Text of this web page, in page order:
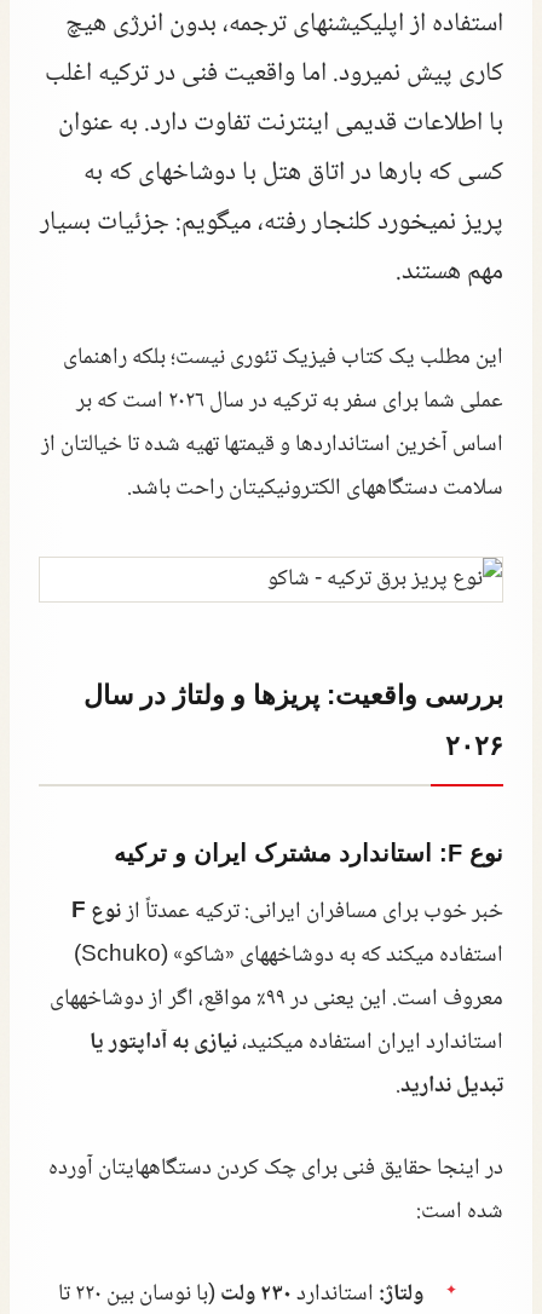
استفاده از اپلیکیشنهای ترجمه، بدون انرژی هیچ
کاری پیش نمیرود. اما واقعیت فنی در ترکیه اغلب
با اطلاعات قدیمی اینترنت تفاوت دارد. به عنوان
کسی که بارها در اتاق هتل با دوشاخهای که به
پریز نمیخورد کلنجار رفته، میگویم: جزئیات بسیار
مهم هستند.
این مطلب یک کتاب فیزیک تئوری نیست؛ بلکه راهنمای
عملی شما برای سفر به ترکیه در سال ۲۰۲۶ است که بر
اساس آخرین استانداردها و قیمتها تهیه شده تا خیالتان از
سلامت دستگاههای الکترونیکیتان راحت باشد.
بررسی واقعیت: پریزها و ولتاژ در سال
۲۰۲۶
نوع F: استاندارد مشترک ایران و ترکیه
خبر خوب برای مسافران ایرانی: ترکیه عمدتاً ازنوع F
استفاده میکند که به دوشاخههای «شاکو» (Schuko)
معروف است. این یعنی در ۹۹٪ مواقع، اگر از دوشاخههای
استاندارد ایران استفاده میکنید،نیازی به آداپتور یا
تبدیل ندارید.
در اینجا حقایق فنی برای چک کردن دستگاههایتان آورده
شده است:
ولتاژ:استاندارد۲۳۰ ولت (با نوسان بین ۲۲۰ تا